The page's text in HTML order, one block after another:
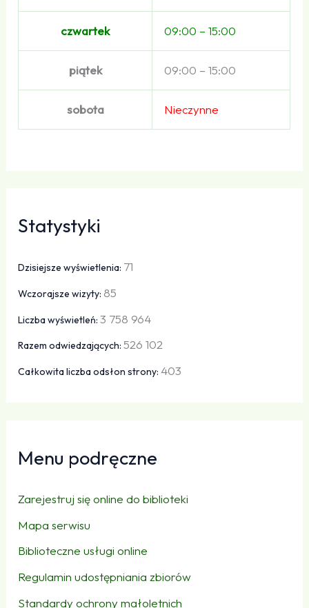
czwartek 09:00 – 15:00
piątek 09:00 – 15:00
sobota Nieczynne
Statystyki
Dzisiejsze wyświetlenia: 71
Wczorajsze wizyty: 85
Liczba wyświetleń:3 758 964
Razem odwiedzających:526 102
Całkowita liczba odsłon strony: 403
Menu podręczne
Zarejestruj się online do biblioteki
Mapa serwisu
Biblioteczne usługi online
Regulamin udostępniania zbiorów
Standardy ochrony małoletnich